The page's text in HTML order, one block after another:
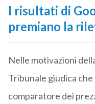
I risultati di
premiano la
Nelle motivazioni
Tribunale giudica
comparatore dei